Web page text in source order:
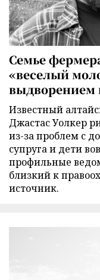
Семье
«веселый
выдворением
Известный
Джастас Уолкер
из-за проблем с
супруга и дети
профильные
близкий к
источник.